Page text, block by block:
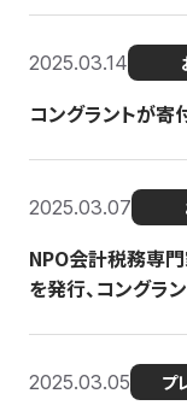
2025.03.14
コングラントが
2025.03.07
NPO会計税務専門
を発行、コングラ
2025.03.05 プ